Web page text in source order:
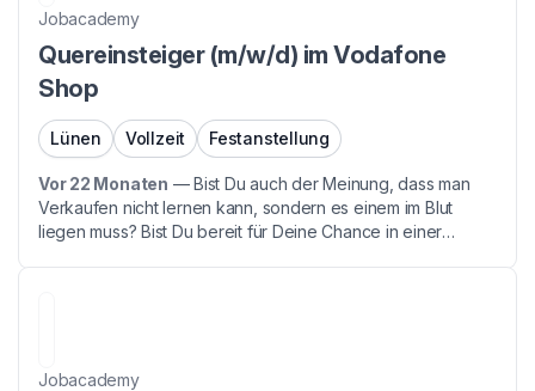
Jobacademy
Quereinsteiger (m/w/d) im Vodafone
Shop
Lünen Vollzeit Festanstellung
Vor 22 Monaten —Bist Du auch der Meinung, dass man
Verkaufen nicht lernen kann, sondern es einem im Blut
liegen muss? Bist Du bereit für Deine Chance in einer
Jobacademy